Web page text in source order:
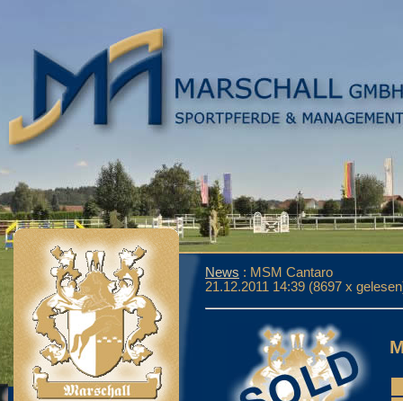
News : MSM Cantaro
21.12.2011 14:39 (8697 x gelesen